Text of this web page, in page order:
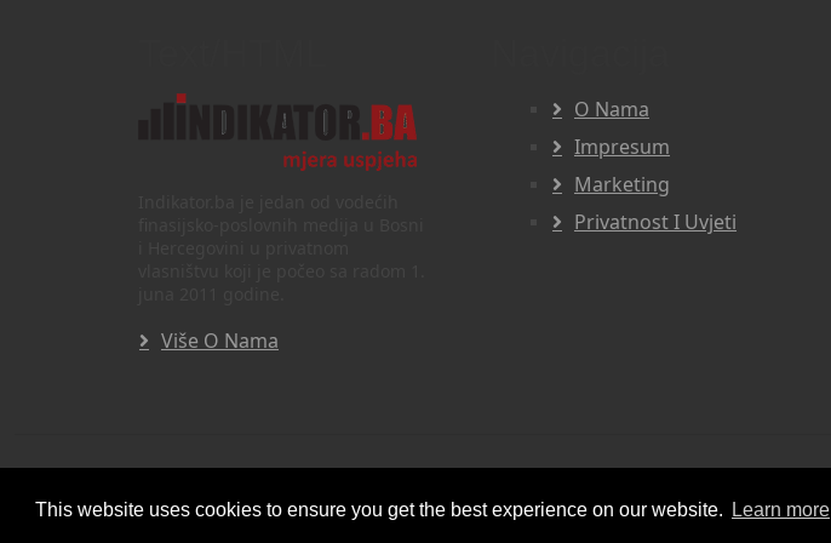
This website uses cookies to ensure you get the best experience on our website. Learn more
Više O Nama
O Nama
Impresum
Marketing
Privatnost I Uvjeti